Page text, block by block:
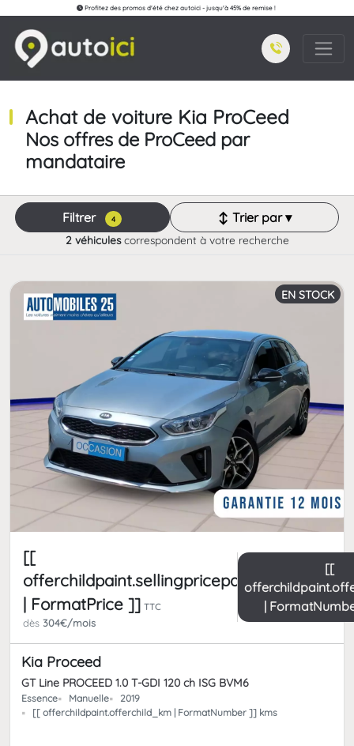
Profitez des promos d'été chez autoici - jusqu'à 45% de remise !
Achat de voiture Kia ProCeed
Nos offres de ProCeed par
mandataire
Filtrer 4 ↕ Trier par ▾
2 véhiculescorrespondent à votre recherche
EN STOCK
[[
offerchildpaint.sellingpricepart_ttc
| FormatPrice ]] TTC
dès 304€/mois
[[
|
Kia Proceed
GT Line PROCEED 1.0 T-GDI 120 ch ISG BVM6
Essence Manuelle
2019
[[ offerchildpaint.offerchild_km | FormatNumber ]] kms